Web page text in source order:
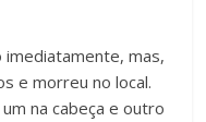
mas,
e morreu no local.
na cabeça e outro